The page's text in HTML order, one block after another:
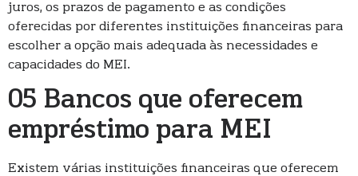
juros, os prazos de pagamento e as condições
oferecidas por diferentes instituições financeiras para
escolher a opção mais adequada às necessidades e
capacidades do MEI.
05 Bancos que oferecem
empréstimo para MEI
Existem várias instituições financeiras que oferecem